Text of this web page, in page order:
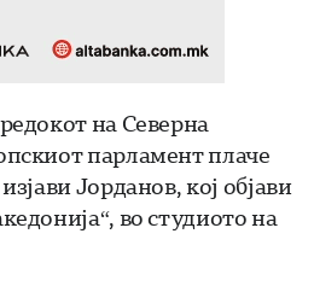
на Северна
парламент плаче
Јорданов, кој објави
во студиото на